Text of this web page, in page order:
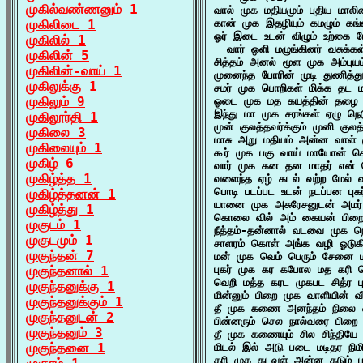
முகில்வண்ணனும் 1
முகிலிடை 1
முகிலில் 1
முகிலின் 5
முகிலின்-வாய் 1
முகிலுக்கு 1
முகிலும் 9
முகிலூர்தி 1
முகிலை 3
முகிலையும் 1
முகிழ் 6
முகிழ்த்த 1
முகிழ்த்தனன் 1
முகிழ்த்து 1
முகுடம் 1
முகுடமும் 1
முகுந்தன் 7
முகுந்தனால் 1
முகுந்தனுக்கு 1
முகுந்தனுக்கும் 1
முகுந்தனுடன் 2
முகுந்தனும் 3
முகுந்தனை 1
வால் முக மதியமும் புதிய
கான் முக இதழியும் கமழும்
ஓர் இடை உடன் விழும் உற்கை
வார் ஒளி மழுங்கினர்
சித்தம் அனல் மூள முக
முனைந்த போரின் முடி
சமர் முக பொறிகள் மிக்க தட
ஓடை முக மத கயத்தின் தழை
இந்து மா முக சரங்கள் ஏழு
முன் குலத்தவர்க்கும் முனி
மாசு அறு மதியம் அன்ன வாள்
கூர் முக பகு வாய் மாயோன்
வார் முக கன தன மாதர் என்
வளைந்த ஏழ் கடல் வற்ற மேல்
பொடி படப்பட உடன் நடப்பன
யானை முக அசுரேசனுடன்
கொலை வில் அம் கையன் பிறை
நீத்தம்-தன்னால் வடவை முக
சாளரம் கொள் அங்க வழி
மன் முக வெம் பெரும் சேனை
புகர் முக கர கபோல மத
வெறி மத்த கரட முகபட
மின்னும் பிறை முக வாளியின்
தீ முக கணை அனந்தம் நிலை
பின்னரும் செல நால்வரை
தீ முக கணையும் சில
மிடல் இல் அடு படை மடிதர
கரி முக கடவுள் அன்ன கடும்